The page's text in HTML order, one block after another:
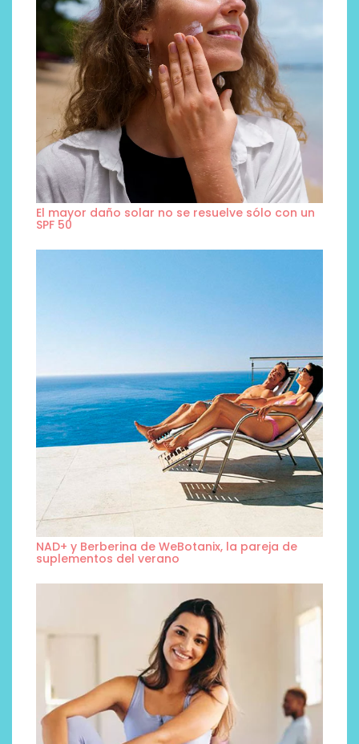
El mayor daño solar no se resuelve sólo con un
SPF 50
NAD+ y Berberina de WeBotanix, la pareja de
suplementos del verano